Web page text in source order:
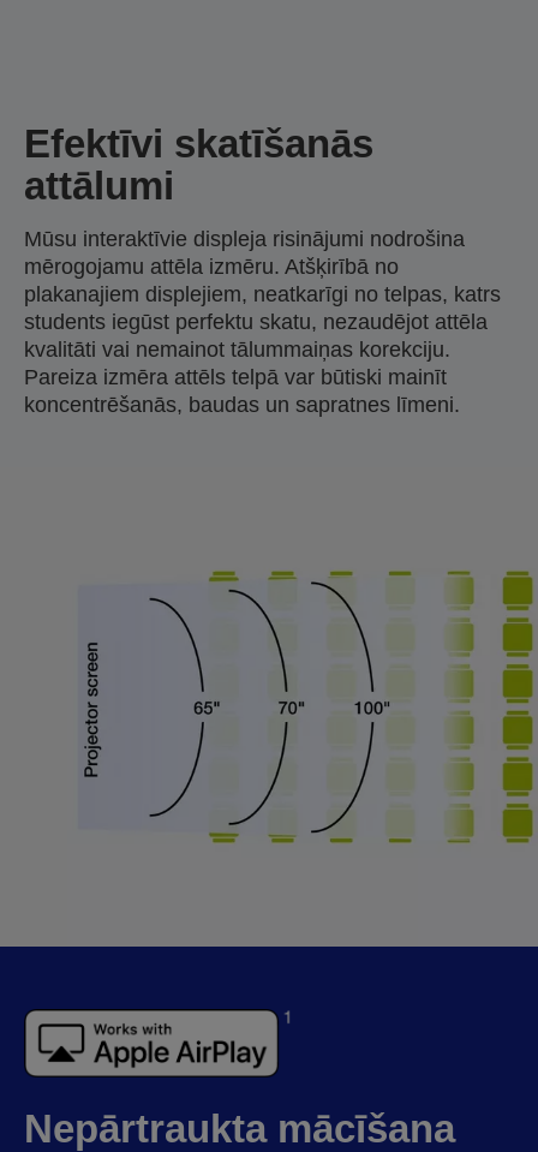
Efektīvi skatīšanās
attālumi
Mūsu interaktīvie displeja risinājumi nodrošina
mērogojamu attēla izmēru. Atšķirībā no
plakanajiem displejiem, neatkarīgi no telpas, katrs
students iegūst perfektu skatu, nezaudējot attēla
kvalitāti vai nemainot tālummaiņas korekciju.
Pareiza izmēra attēls telpā var būtiski mainīt
koncentrēšanās, baudas un sapratnes līmeni.
Nepārtraukta mācīšana